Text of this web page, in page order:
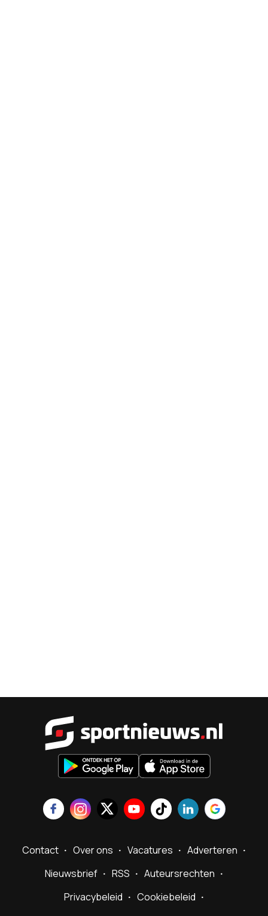
Contact Over ons Vacatures
Adverteren
Nieuwsbrief
RSS
Auteursrechten
Privacybeleid
Cookiebeleid